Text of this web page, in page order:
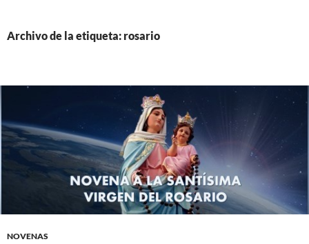
Archivo de la etiqueta: rosario
NOVENAS